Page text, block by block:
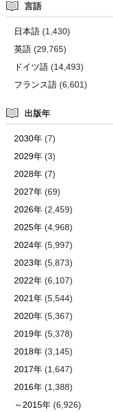
言語
日本語(1,430)
英語(29,765)
ドイツ語(14,493)
フランス語(6,601)
出版年
2030年(7)
2029年(3)
2028年(7)
2027年(69)
2026年(2,459)
2025年(4,968)
2024年(5,997)
2023年(5,873)
2022年(6,107)
2021年(5,544)
2020年(5,367)
2019年(5,378)
2018年(3,145)
2017年(1,647)
2016年(1,388)
～2015年(6,926)